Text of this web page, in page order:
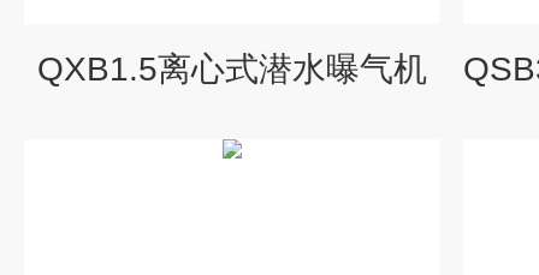
QXB1.5离心式潜水曝气机